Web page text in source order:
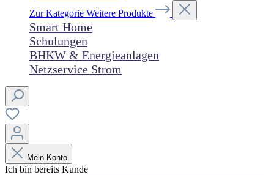
Zur Kategorie Weitere Produkte
Smart Home
Schulungen
BHKW & Energieanlagen
Netzservice Strom
Mein Konto
Ich bin bereits Kunde